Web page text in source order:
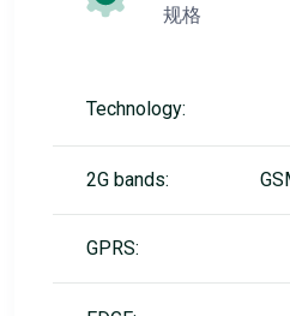
规格
Technology:
2G bands:
GPRS: